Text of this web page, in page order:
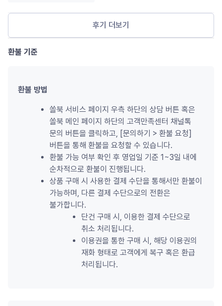
후기 더보기
환불 기준
환불 방법
쏠북 서비스 페이지 우측 하단의 상담 버튼 혹은
쏠북 메인 페이지 하단의 고객만족센터 채널톡
문의 버튼을 클릭하고, [문의하기 > 환불 요청]
버튼을 통해 환불을 요청할 수 있습니다.
환불 가능 여부 확인 후 영업일 기준 1~3일 내에
순차적으로 환불이 진행됩니다.
상품 구매 시 사용한 결제 수단을 통해서만 환불이
가능하며, 다른 결제 수단으로의 전환은
불가합니다.
단건 구매 시, 이용한 결제 수단으로
취소 처리됩니다.
이용권을 통한 구매 시, 해당 이용권의
재화 형태로 고객에게 복구 혹은 환급
처리됩니다.